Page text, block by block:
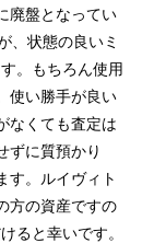
廃盤となってい
、状態の良いミ
。もちろん使用
使い勝手が良い
なくても査定は
ずに質預かり
す。ルイヴィト
方の資産ですの
ると幸いです。